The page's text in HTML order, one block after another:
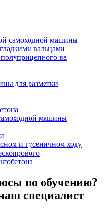
самоходной машины
вальцами
на
для разметки
машины
и гусеничном ходу
по обучению?
специалист